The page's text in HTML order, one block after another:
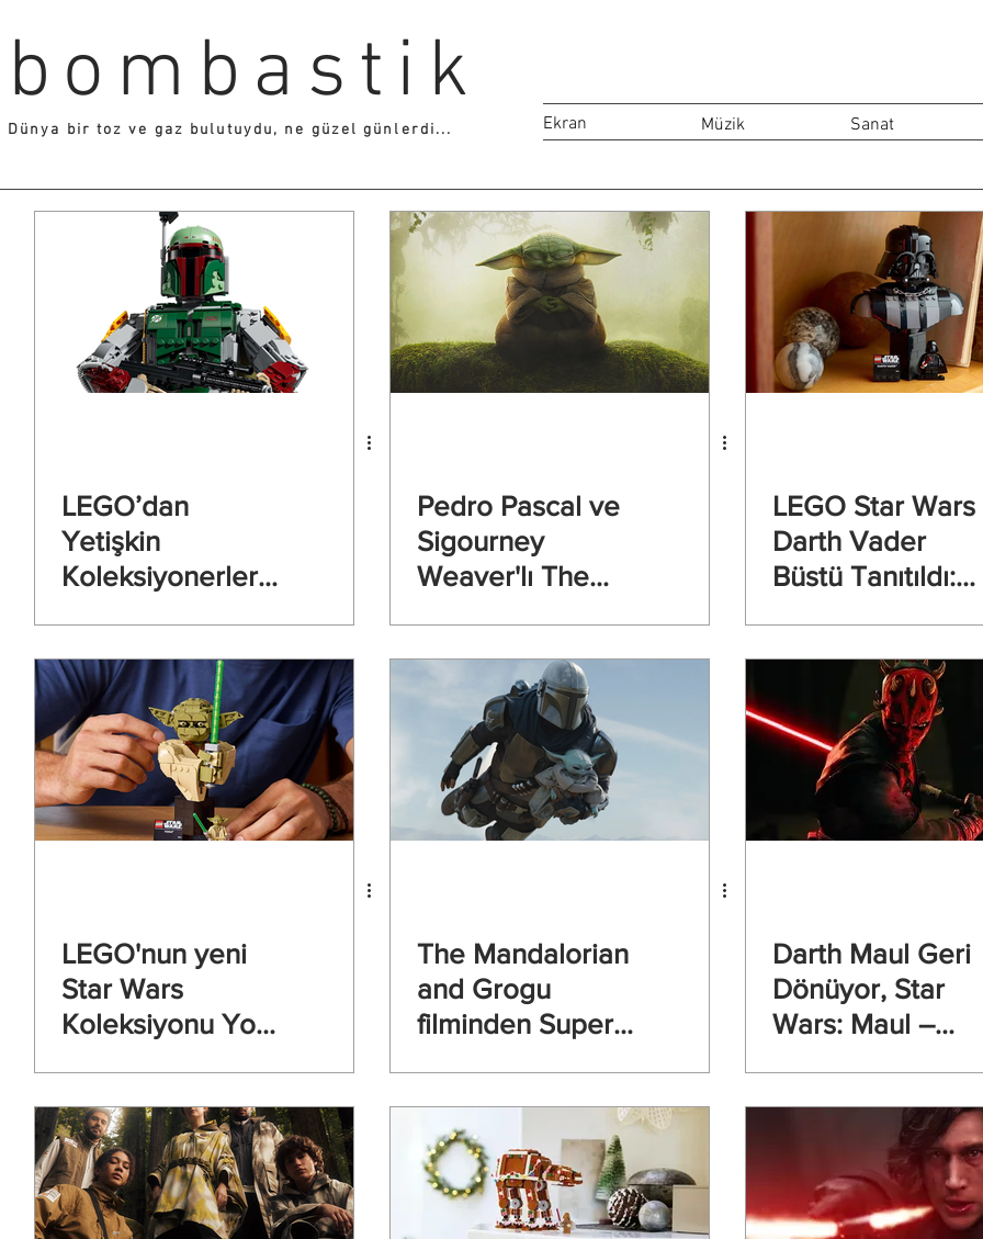
bombastik
Dünya bir toz ve gaz bulutuydu, ne güzel günlerdi... Ekran Müzik Sanat
LEGO’dan
Yetişkin
Koleksiyonerlere
Pedro Pascal ve
Sigourney
Weaver'lı The
Yayında
LEGO Star Wars
Darth Vader
Büstü Tanıtıldı:
LEGO'nun yeni
Star Wars
Koleksiyonu Yoda
The Mandalorian
and Grogu
filminden Super
Darth Maul Geri
Dönüyor, Star
Wars: Maul –